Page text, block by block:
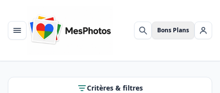
Menu Rechercher
Bons Plans Se
Critères & filtres